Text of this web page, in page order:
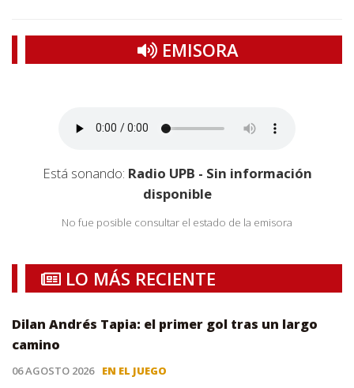
EMISORA
Está sonando: Radio UPB - Sin información
disponible
No fue posible consultar el estado de la emisora
LO MÁS RECIENTE
Dilan Andrés Tapia: el primer gol tras un largo
camino
06 AGOSTO 2026 EN EL JUEGO